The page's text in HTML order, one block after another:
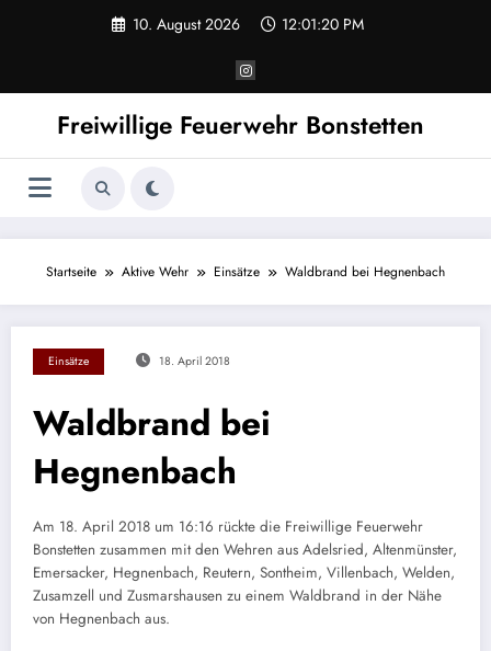
10. August 2026 12:01:20 PM
Freiwillige Feuerwehr Bonstetten
Startseite Aktive Wehr Einsätze Waldbrand bei Hegnenbach
Einsätze 18. April 2018
Waldbrand bei
Hegnenbach
Am 18. April 2018 um 16:16 rückte die Freiwillige Feuerwehr
Bonstetten zusammen mit den Wehren aus Adelsried, Altenmünster,
Emersacker, Hegnenbach, Reutern, Sontheim, Villenbach, Welden,
Zusamzell und Zusmarshausen zu einem Waldbrand in der Nähe
von Hegnenbach aus.